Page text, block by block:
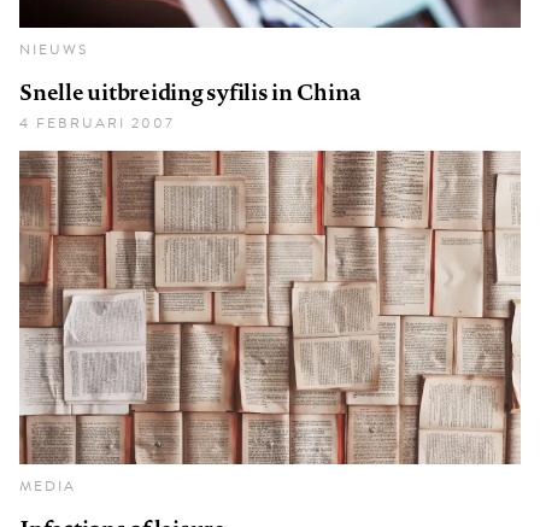
NIEUWS
Snelle uitbreiding syfilis in China
4 FEBRUARI 2007
MEDIA